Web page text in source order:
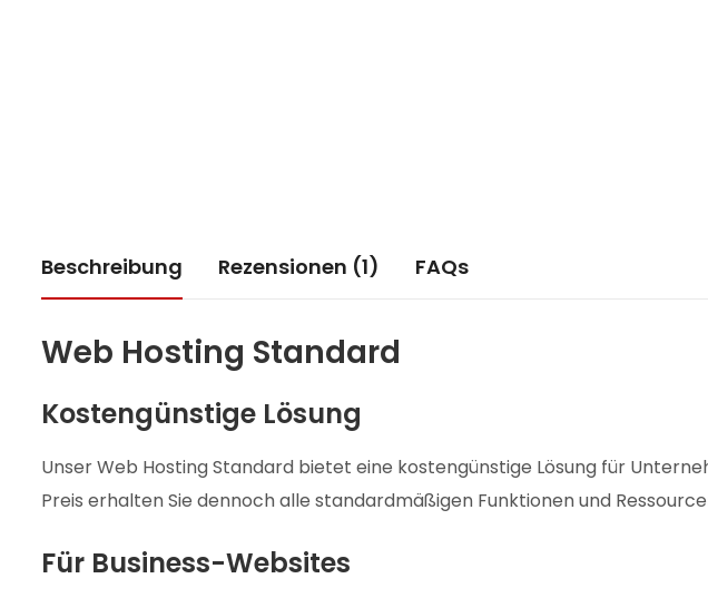
Beschreibung Rezensionen (1) FAQs
Web Hosting Standard
Kostengünstige Lösung
Unser Web Hosting Standard bietet eine kostengünstige Lösung für
Preis erhalten Sie dennoch alle standardmäßigen Funktionen und
Für Business-Websites